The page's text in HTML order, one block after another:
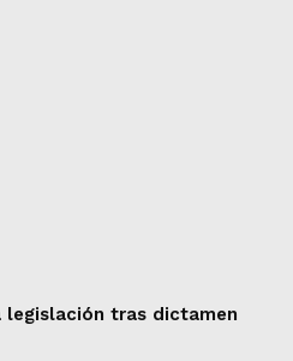
legislación tras dictamen